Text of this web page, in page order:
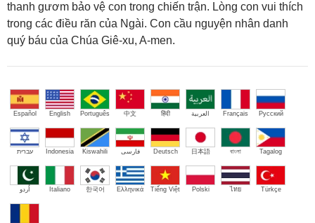
thanh gươm bảo vệ con trong chiến trận. Lòng con vui thích
trong các điều răn của Ngài. Con cầu nguyện nhân danh
quý báu của Chúa Giê-xu, A-men.
Español English Português 中文 हिंदी العربية Français Русский
עברית Indonesia Kiswahili فارسی Deutsch 日本語 বাংলা Tagalog
اُردو Italiano 한국어 Ελληνικά Tiếng Việt Polski ไทย Türkçe